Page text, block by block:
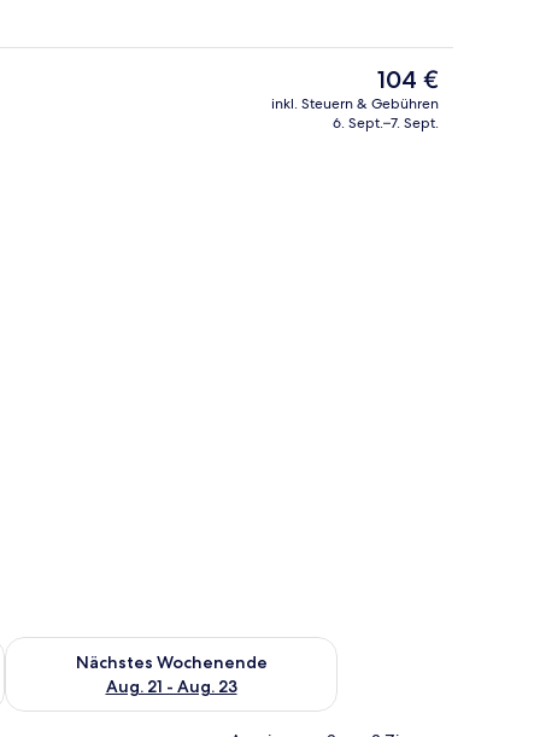
Zweibettzimmer, 2 Einzelbetten |
Der
aktuelle
Preis
104 €
inkl. Steuern & Gebühren
6. Sept.–7. Sept.
Aug. 14 - Aug. 16.
Nächstes Wochenende
Aug. 21 - Aug. 23
Überprüfe die Verfügbarkeit für nächstes Wochenende, Aug.